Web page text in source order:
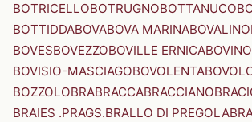
BOTRICELLOBOTRUGNOBOTTANUCO
BOTTIDDABOVABOVA MARINABOVALINO
BOVESBOVEZZOBOVILLE ERNICABOVINO
BOVISIO-MASCIAGOBOVOLENTA
BOZZOLOBRABRACCABRACCIANO
BRAIES .PRAGS.BRALLO DI PREGOLA